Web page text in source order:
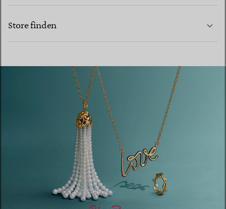
Store finden
EINEN STORE IN IHRER NÄHE FINDEN